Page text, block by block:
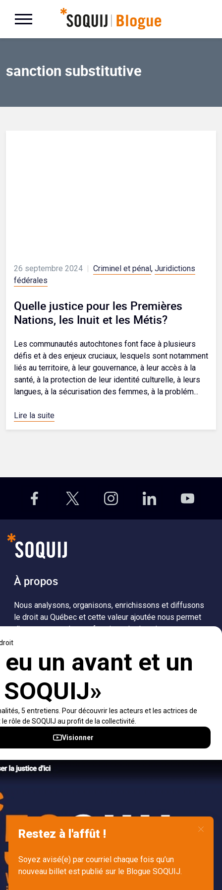
sanction substitutive
26 septembre 2024 Criminel et pénal , Juridictions
fédérales
Quelle justice pour les Premières
Nations, les Inuit et les Métis?
Les communautés autochtones font face à plusieurs
défis et à des enjeux cruciaux, lesquels sont notamment
liés au territoire, à leur gouvernance, à leur accès à la
santé, à la protection de leur identité culturelle, à leurs
langues, à la sécurisation des femmes, à la problém...
Lire la suite
À propos
Nous analysons, organisons, enrichissons et diffusons
le droit au Québec et cette valeur ajoutée nous permet
d’accompagner les professionnels dans leurs
population dans sa compréhension du droit.
Accès rapides
À propos
Nétiquette
Notifications et fils RSS
Accès à l’information